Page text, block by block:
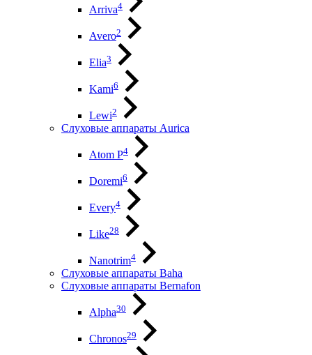
Arriva4
Avero2
Elia3
Kami6
Lewi2
Слуховые аппараты Aurica
Atom P4
Doremi6
Every4
Like28
Nanotrim4
Слуховые аппараты Baha
Слуховые аппараты Bernafon
Alpha30
Chronos29